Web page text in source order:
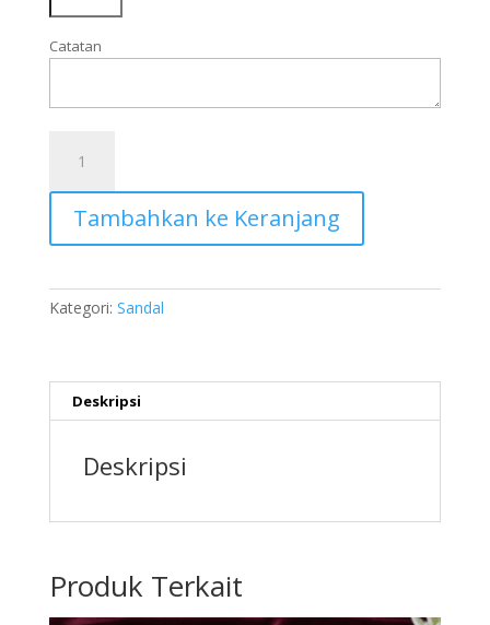
Catatan
SVS004
Tambahkan ke Keranjang
Kategori: Sandal
Deskripsi
Deskripsi
Produk Terkait